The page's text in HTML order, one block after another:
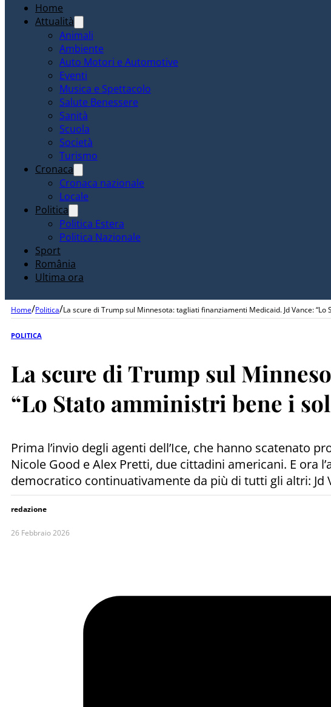
Home
Attualità
Animali
Ambiente
Auto Motori e Automotive
Eventi
Musica e Spettacolo
Salute Benessere
Sanità
Scuola
Società
Turismo
Cronaca
Cronaca nazionale
Locale
Politica
Politica Estera
Politica Nazionale
Sport
România
Ultima ora
Home/Politica/La scure di Trump sul Minnesota: tagliati finanziamenti Medicaid. Jd Vance:
POLITICA
La scure di Trump sul
“Lo Stato amministri bene i
Prima l’invio degli agenti dell’Ice, che hanno scatenato
Nicole Good e Alex Pretti, due cittadini americani. E ora
democratico continuativamente da più di tutti gli altri:
redazione
26 Febbraio 2026